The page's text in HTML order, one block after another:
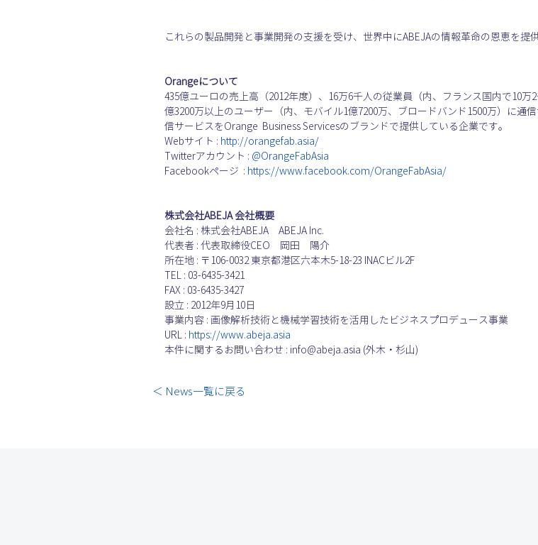
これらの製品開発と事業開発の支援を受け、世界中にABEJAの情報革命の恩恵を提
Orangeについて
435億ユーロの売上高（2012年度）、16万6千人の従業員（内、フランス国内で10
億3200万以上のユーザー（内、モバイル1億7200万、ブロードバンド1500万）に通
信サービスをOrange  Business Servicesのブランドで提供している企業です。
Webサイト : http://orangefab.asia/
Twitterアカウント : @OrangeFabAsia
Facebookページ  : https://www.facebook.com/OrangeFabAsia/
株式会社ABEJA 会社概要
会社名 : 株式会社ABEJA　ABEJA Inc.
代表者 : 代表取締役CEO　岡田　陽介
所在地 : 〒106-0032 東京都港区六本木5-18-23 INACビル2F
TEL : 03-6435-3421
FAX : 03-6435-3427
設立 : 2012年9月10日
事業内容 : 画像解析技術と機械学習技術を活用したビジネスプロデュース事業
URL : https://www.abeja.asia
本件に関するお問い合わせ : info@abeja.asia (外木・杉山)
＜ News一覧に戻る